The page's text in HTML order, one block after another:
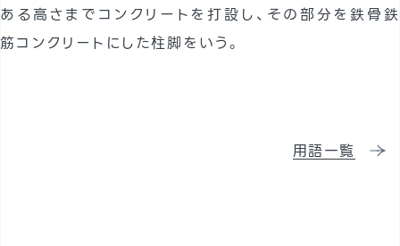
実績
ある高さまでコンクリートを打設し、その部分を鉄骨鉄
筋コンクリートにした柱脚をいう。
用語一覧